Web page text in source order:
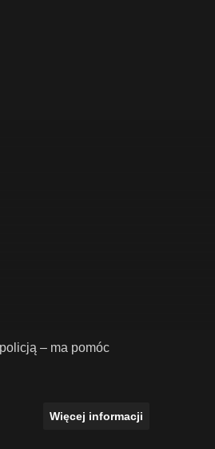
– ma pomóc
Więcej informacji